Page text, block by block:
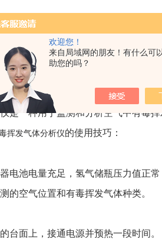
欢迎您！
来自局域网的朋友！有什么可
助您的吗？
浅述有毒挥发
更新时间：
一种用于监测和分析空气中有毒挥
挥发气体分析仪的使用技巧：
池电量充足，氢气储瓶压力值正常
空气位置和有毒挥发气体种类。
面上，接通电源并预热一段时间。